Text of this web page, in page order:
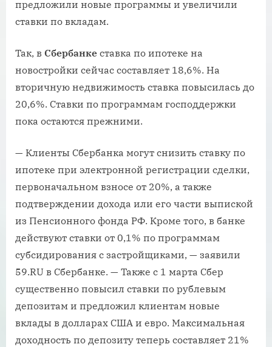
предложили новые программы и увеличили
ставки по вкладам.
Так, в Сбербанке ставка по ипотеке на
новостройки сейчас составляет 18,6%. На
вторичную недвижимость ставка повысилась до
20,6%. Ставки по программам господдержки
пока остаются прежними.
— Клиенты Сбербанка могут снизить ставку по
ипотеке при электронной регистрации сделки,
первоначальном взносе от 20%, а также
подтверждении дохода или его части выпиской
из Пенсионного фонда РФ. Кроме того, в банке
действуют ставки от 0,1% по программам
субсидирования с застройщиками, — заявили
59.RU в Сбербанке. — Также с 1 марта Сбер
существенно повысил ставки по рублевым
депозитам и предложил клиентам новые
вклады в долларах США и евро. Максимальная
доходность по депозиту теперь составляет 21%